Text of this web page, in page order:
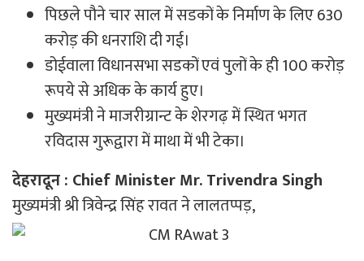
पिछले पौने चार साल में सडकों के निर्माण के लिए 630
करोड़ की धनराशि दी गई।
डोईवाला विधानसभा सडकों एवं पुलों के ही 100 करोड़
रूपये से अधिक के कार्य हुए।
मुख्यमंत्री ने माजरीग्रान्ट के शेरगढ़ में स्थित भगत
रविदास गुरूद्वारा में माथा में भी टेका।
देहरादून : Chief Minister Mr. Trivendra Singh
मुख्यमंत्री श्री त्रिवेन्द्र सिंह रावत ने लालतप्पड़,